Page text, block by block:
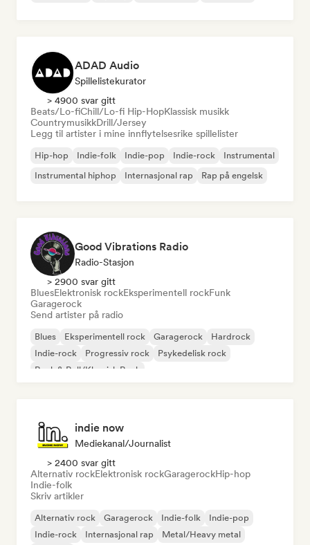
ADAD Audio
Spillelistekurator
> 4900 svar gitt
Beats/Lo-fiChill/Lo-fi Hip-HopKlassisk musikk
CountrymusikkDrill/Jersey
Legg til artister i mine innflytelsesrike spillelister
Hip-hop Indie-folk Indie-pop Indie-rock
Instrumental
Instrumental hiphop
Internasjonal rap Rap på engelsk
Good Vibrations Radio
Radio-Stasjon
> 2900 svar gitt
BluesElektronisk rockEksperimentell rockFunk
Garagerock
Send artister på radio
Blues Eksperimentell rock Garagerock
Hardrock
Indie-rock
Progressiv rock
Psykedelisk rock
Rock & Roll/Klassisk Rock
indie now
Mediekanal/journalist
> 2400 svar gitt
Alternativ rockElektronisk rockGaragerockHip-hop
Indie-folk
Skriv artikler
Alternativ rock Garagerock Indie-folk
Indie-pop
Indie-rock
Internasjonal rap
Metal/Heavy metal